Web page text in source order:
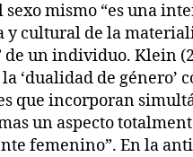
sexo mismo “es una
y cultural de la
de un individuo. Klein
‘dualidad de género’
que incorporan
un aspecto
femenino”. En la